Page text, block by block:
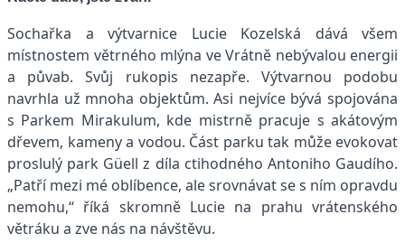
Sochařka a výtvarnice Lucie Kozelská dává všem
místnostem větrného mlýna ve Vrátně nebývalou energii
a půvab. Svůj rukopis nezapře. Výtvarnou podobu
navrhla už mnoha objektům. Asi nejvíce bývá spojována
s Parkem Mirakulum, kde mistrně pracuje s akátovým
dřevem, kameny a vodou. Část parku tak může evokovat
proslulý park Güell z díla ctihodného Antoniho Gaudího.
„Patří mezi mé oblíbence, ale srovnávat se s ním opravdu
nemohu,“ říká skromně Lucie na prahu vrátenského
větráku a zve nás na návštěvu.